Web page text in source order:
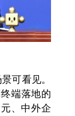
可看见。
端落地的
、中外企